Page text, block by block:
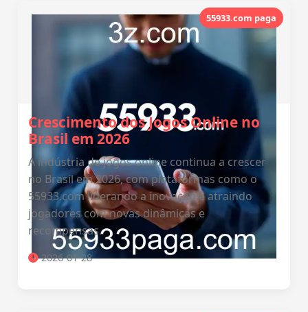
55933.com paga
Crescimento dos Jogos Online no
Brasil em 2026
A indústria de jogos online continua a crescer
no Brasil em 2026, com plataformas como o
55933.com liderando a inovação e atraindo
jogadores com novas dinâmicas e
recompensas.
2026-01-28